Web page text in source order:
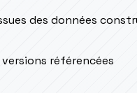
des données
référencées